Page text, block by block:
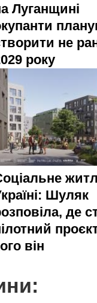
Луганщині
не
року
Шуляк
де
він